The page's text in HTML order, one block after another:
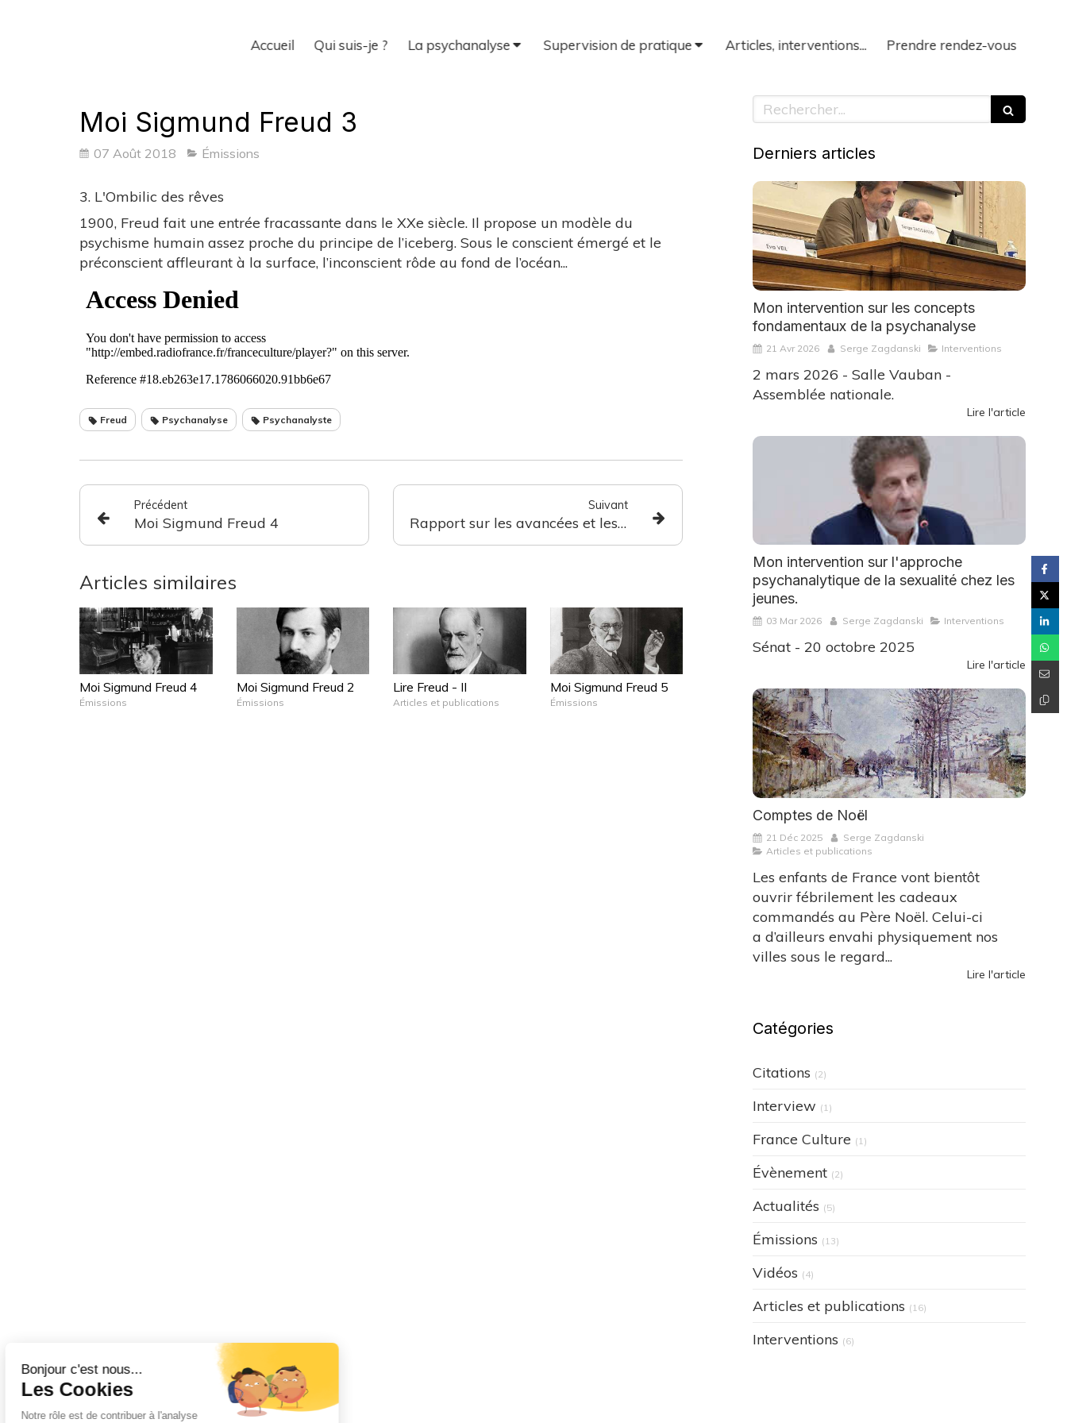
Accueil Qui suis-je ? La psychanalyse Supervision de pratique Articles, interventions... Prendre rendez-vous
Moi Sigmund Freud 3
07 Août 2018 Émissions
3. L'Ombilic des rêves
1900, Freud fait une entrée fracassante dans le XXe siècle. Il propose un modèle du
psychisme humain assez proche du principe de l’iceberg. Sous le conscient émergé et le
préconscient affleurant à la surface, l’inconscient rôde au fond de l’océan...
Freud Psychanalyse Psychanalyste
Précédent
Moi Sigmund Freud 4
Suivant
Rapport sur les avancées et les apports des psychanalystes français dans le champ de la santé mentale, de la jeunesse et de la culture
Articles similaires
Moi Sigmund Freud 4
Émissions
Moi Sigmund Freud 2
Émissions
Lire Freud - II
Articles et publications
Moi Sigmund Freud 5
Émissions
Rechercher
Derniers articles
Mon intervention sur les concepts
fondamentaux de la psychanalyse
21 Avr 2026 Serge Zagdanski Interventions
2 mars 2026 - Salle Vauban -
Assemblée nationale.
Lire l'article
Mon intervention sur l'approche
psychanalytique de la sexualité chez les
jeunes.
03 Mar 2026 Serge Zagdanski Interventions
Sénat - 20 octobre 2025
Lire l'article
Comptes de Noël
21 Déc 2025
Serge Zagdanski
Articles et publications
Les enfants de France vont bientôt
ouvrir fébrilement les cadeaux
commandés au Père Noël. Celui-ci
a d’ailleurs envahi physiquement nos
villes sous le regard...
Lire l'article
Catégories
Citations (2)
Interview (1)
France Culture (1)
Évènement (2)
Actualités (5)
Émissions (13)
Vidéos (4)
Articles et publications (16)
Interventions (6)